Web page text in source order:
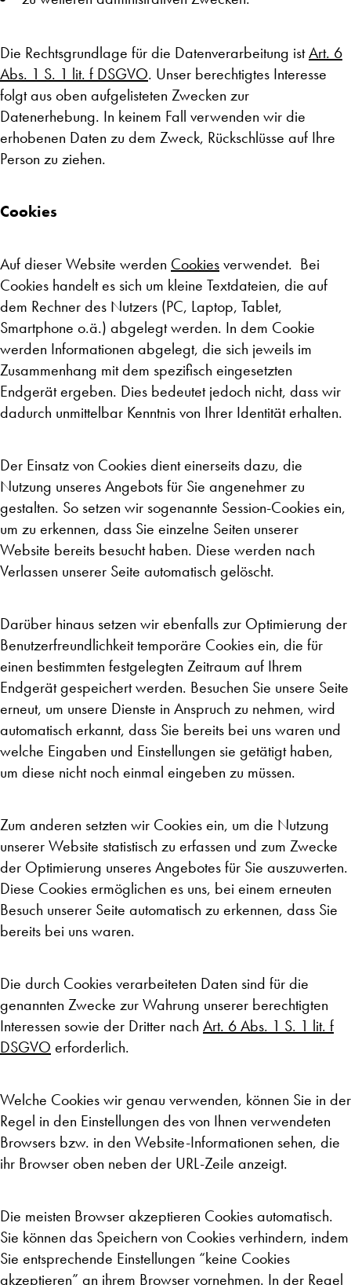
Die Rechtsgrundlage für die Datenverarbeitung istArt. 6
Abs. 1 S. 1 lit. f DSGVO. Unser berechtigtes Interesse
folgt aus oben aufgelisteten Zwecken zur
Datenerhebung. In keinem Fall verwenden wir die
erhobenen Daten zu dem Zweck, Rückschlüsse auf Ihre
Person zu ziehen.
Cookies
Auf dieser Website werden Cookiesverwendet. Bei
Cookies handelt es sich um kleine Textdateien, die auf
dem Rechner des Nutzers (PC, Laptop, Tablet,
Smartphone o.ä.) abgelegt werden. In dem Cookie
werden Informationen abgelegt, die sich jeweils im
Zusammenhang mit dem spezifisch eingesetzten
Endgerät ergeben. Dies bedeutet jedoch nicht, dass wir
dadurch unmittelbar Kenntnis von Ihrer Identität erhalten.
Der Einsatz von Cookies dient einerseits dazu, die
Nutzung unseres Angebots für Sie angenehmer zu
gestalten. So setzen wir sogenannte Session-Cookies ein,
um zu erkennen, dass Sie einzelne Seiten unserer
Website bereits besucht haben. Diese werden nach
Verlassen unserer Seite automatisch gelöscht.
Darüber hinaus setzen wir ebenfalls zur Optimierung der
Benutzerfreundlichkeit temporäre Cookies ein, die für
einen bestimmten festgelegten Zeitraum auf Ihrem
Endgerät gespeichert werden. Besuchen Sie unsere Seite
erneut, um unsere Dienste in Anspruch zu nehmen, wird
automatisch erkannt, dass Sie bereits bei uns waren und
welche Eingaben und Einstellungen sie getätigt haben,
um diese nicht noch einmal eingeben zu müssen.
Zum anderen setzten wir Cookies ein, um die Nutzung
unserer Website statistisch zu erfassen und zum Zwecke
der Optimierung unseres Angebotes für Sie auszuwerten.
Diese Cookies ermöglichen es uns, bei einem erneuten
Besuch unserer Seite automatisch zu erkennen, dass Sie
bereits bei uns waren.
Die durch Cookies verarbeiteten Daten sind für die
genannten Zwecke zur Wahrung unserer berechtigten
Interessen sowie der Dritter nach Art. 6 Abs. 1 S. 1 lit. f
DSGVO erforderlich.
Welche Cookies wir genau verwenden, können Sie in der
Regel in den Einstellungen des von Ihnen verwendeten
Browsers bzw. in den Website-Informationen sehen, die
ihr Browser oben neben der URL-Zeile anzeigt.
Die meisten Browser akzeptieren Cookies automatisch.
Sie können das Speichern von Cookies verhindern, indem
Sie entsprechende Einstellungen “keine Cookies
akzeptieren” an ihrem Browser vornehmen. In der Regel